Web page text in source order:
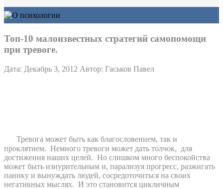
Психологические тесты.
Кинопсихотерапия
Контакты
Топ-10 малоизвестных стратегий самопомощи
при тревоге.
Дата: Декабрь 3, 2012 Автор: Гаськов Павел
Тревога может быть как благословением, так и
проклятием. Немного тревоги может дать толчок, для
достижения наших целей. Но слишком много беспокойства
может быть изнурительным и, парализуя прогресс, разжигать
панику и вынуждать людей, сосредоточиться на своих
негативных мыслях. И это становится цикличным